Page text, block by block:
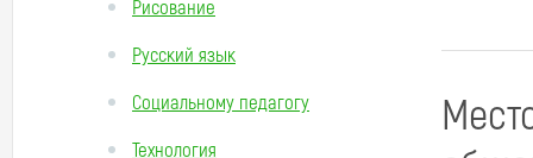
Рисование
Русский язык
Социальному педагогу
Технология